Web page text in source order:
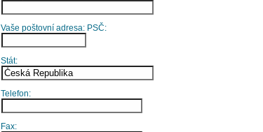
Vaše poštovní adresa: PSČ:
Stát:
Telefon:
Fax: